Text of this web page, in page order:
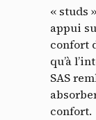
« studs
appui
confort
qu’à
SAS
confort.